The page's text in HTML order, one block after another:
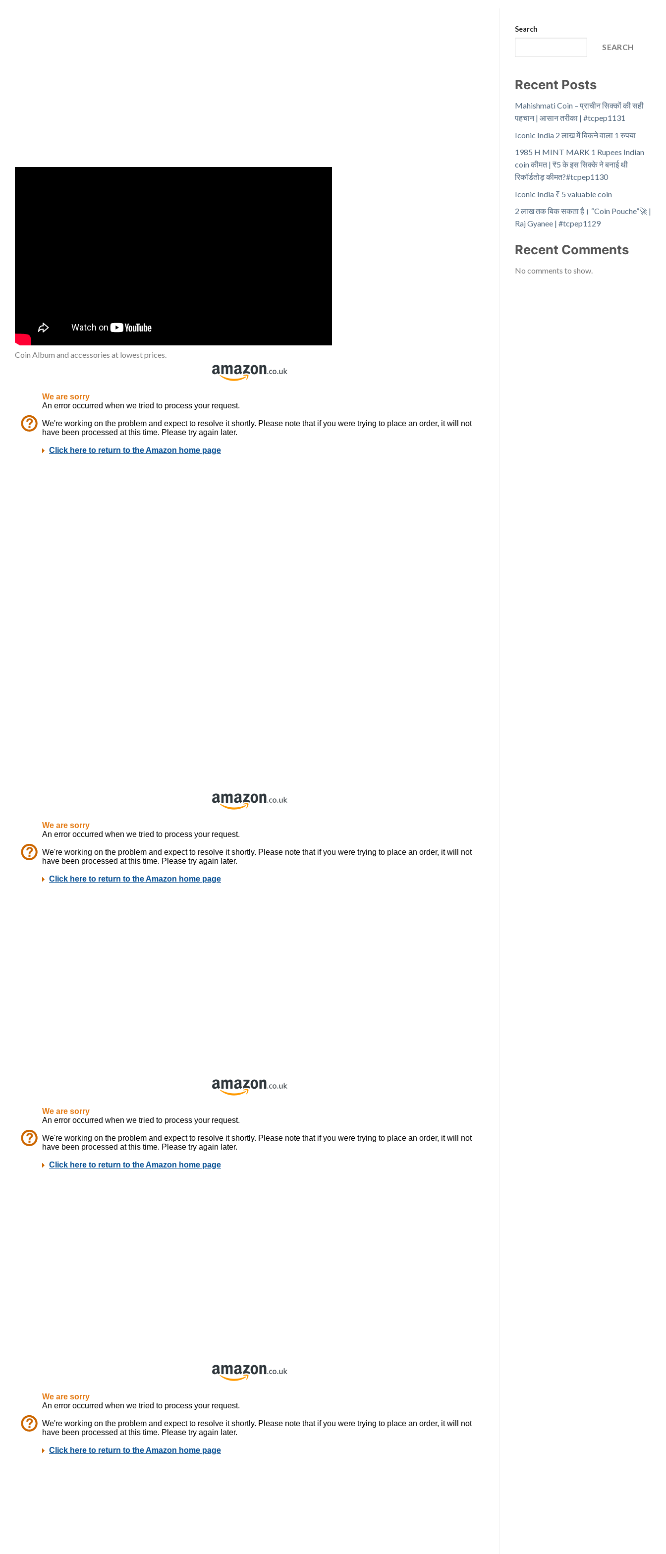
Coin Album and accessories at lowest prices.
Search
SEARCH
Recent Posts
Mahishmati Coin – प्राचीन सिक्कों की सही
पहचान | आसान तरीका | #tcpep1131
Iconic India 2 लाख में बिकने वाला 1 रुपया
1985 H MINT MARK 1 Rupees Indian
coin कीमत | ₹5 के इस सिक्के ने बनाई थी
रिकॉर्डतोड़ कीमत?#tcpep1130
Iconic India ₹ 5 valuable coin
2 लाख तक बिक सकता है। “Coin Pouche”🚀 |
Raj Gyanee | #tcpep1129
Recent Comments
No comments to show.